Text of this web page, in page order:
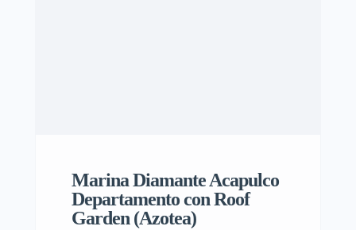
Marina Diamante Acapulco
Departamento con Roof
Garden (Azotea)